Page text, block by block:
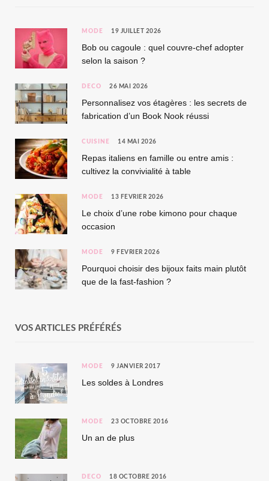
MODE 19 JUILLET 2026
Bob ou cagoule : quel couvre-chef adopter
selon la saison ?
DÉCO 26 MAI 2026
Personnalisez vos étagères : les secrets de
fabrication d’un Book Nook réussi
CUISINE 14 MAI 2026
Repas italiens en famille ou entre amis :
cultivez la convivialité à table
MODE 13 FÉVRIER 2026
Le choix d’une robe kimono pour chaque
occasion
MODE 9 FÉVRIER 2026
Pourquoi choisir des bijoux faits main plutôt
que de la fast-fashion ?
VOS ARTICLES PRÉFÉRÉS
MODE 9 JANVIER 2017
Les soldes à Londres
MODE 23 OCTOBRE 2016
Un an de plus
DÉCO 18 OCTOBRE 2016